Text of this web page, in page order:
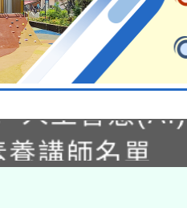
年度閱讀
養講師名單